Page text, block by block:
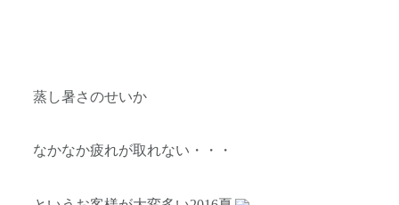
蒸し暑さのせいか
なかなか疲れが取れない・・・